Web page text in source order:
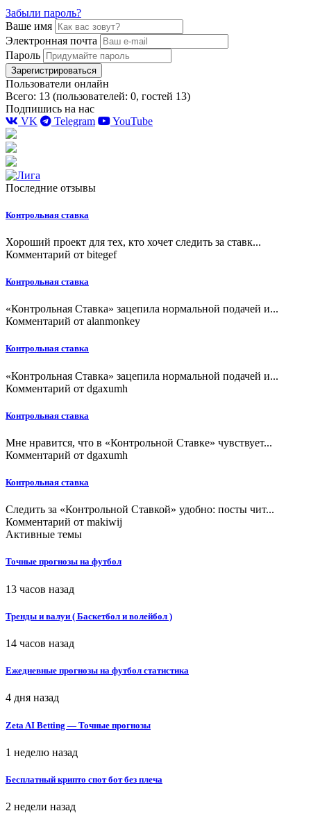
Забыли пароль?
Ваше имя
Электронная почта
Пароль
Зарегистрироваться
Пользователи онлайн
Всего: 13 (пользователей: 0, гостей 13)
Подпишись на нас
VK
Telegram YouTube
Последние отзывы
Контрольная ставка
Хороший проект для тех, кто хочет следить за ставк...
Комментарий от bitegef
Контрольная ставка
«Контрольная Ставка» зацепила нормальной подачей и...
Комментарий от alanmonkey
Контрольная ставка
«Контрольная Ставка» зацепила нормальной подачей и...
Комментарий от dgaxumh
Контрольная ставка
Мне нравится, что в «Контрольной Ставке» чувствует...
Комментарий от dgaxumh
Контрольная ставка
Следить за «Контрольной Ставкой» удобно: посты чит...
Комментарий от makiwij
Активные темы
Точные прогнозы на футбол
13 часов назад
Тренды и валуи ( Баскетбол и волейбол )
14 часов назад
Ежедневные прогнозы на футбол статистика
4 дня назад
Zeta AI Betting — Точные прогнозы
1 неделю назад
Бесплатный крипто спот бот без плеча
2 недели назад